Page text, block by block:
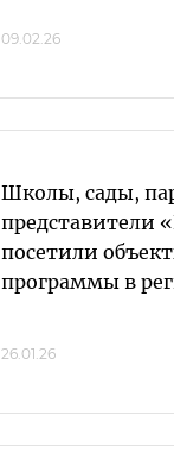
09.02.26
Школы, сады,
представители
посетили
программы в
26.01.26